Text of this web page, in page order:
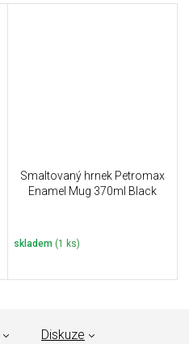
Smaltovaný hrnek Petromax
Enamel Mug 370ml Black
skladem (1 ks)
Diskuze